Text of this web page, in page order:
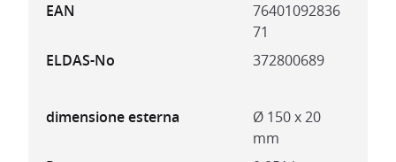
EAN
76401092836
71
ELDAS-No
372800689
dimensione esterna
Ø 150 x 20
mm